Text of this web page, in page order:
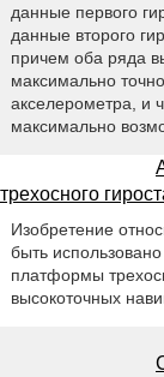
данные первого
данные второго
причем оба ряда
максимально
акселерометра, и
максимально
трехосного
Изобретение
быть
платформы
высокоточных